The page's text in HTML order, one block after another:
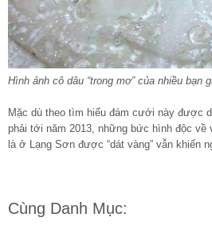
Hình ảnh cô dâu “trong mơ” của nhiều bạn
Mặc dù theo tìm hiểu đám cưới này được
phải tới năm 2013, những bức hình độc
là ở Lạng Sơn được “dát vàng” vẫn khiến
Cùng Danh Mục: